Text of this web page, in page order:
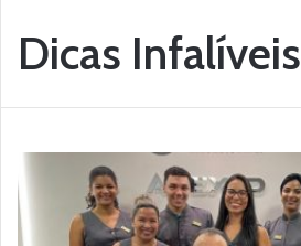
Dicas Infalíveis